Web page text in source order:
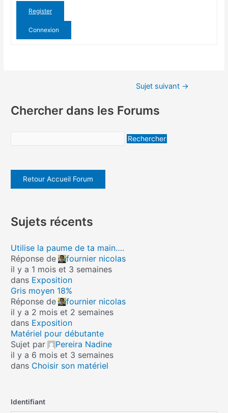
Register
Connexion
Sujet suivant →
Chercher dans les Forums
Retour Accueil Forum
Sujets récents
Utilise la paume de ta main….
Réponse de
fournier nicolas
il y a 1 mois et 3 semaines
dans Exposition
Gris moyen 18%
Réponse de
fournier nicolas
il y a 2 mois et 2 semaines
dans Exposition
Matériel pour débutante
Sujet par
Pereira Nadine
il y a 6 mois et 3 semaines
dans Choisir son matériel
Identifiant